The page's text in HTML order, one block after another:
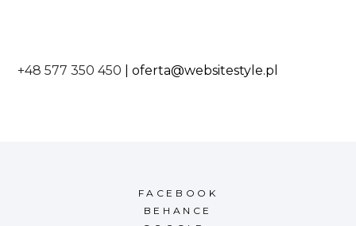
+48 577 350 450 |oferta@websitestyle.pl
FACEBOOK
BEHANCE